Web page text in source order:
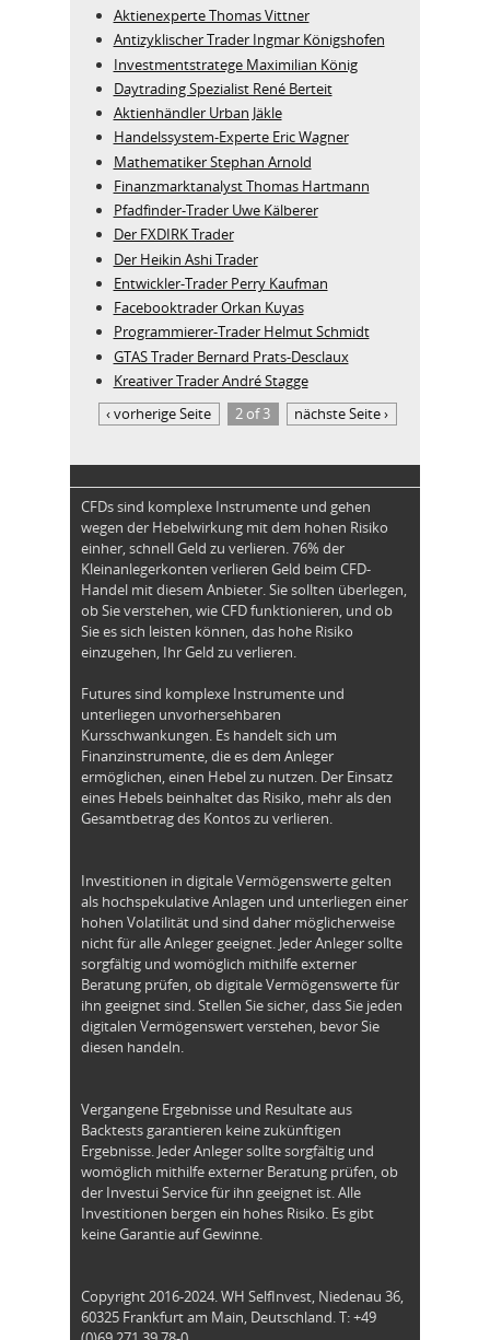
Aktienexperte Thomas Vittner
Antizyklischer Trader Ingmar Königshofen
Investmentstratege Maximilian König
Daytrading Spezialist René Berteit
Aktienhändler Urban Jäkle
Handelssystem-Experte Eric Wagner
Mathematiker Stephan Arnold
Finanzmarktanalyst Thomas Hartmann
Pfadfinder-Trader Uwe Kälberer
Der FXDIRK Trader
Der Heikin Ashi Trader
Entwickler-Trader Perry Kaufman
Facebooktrader Orkan Kuyas
Programmierer-Trader Helmut Schmidt
GTAS Trader Bernard Prats-Desclaux
Kreativer Trader André Stagge
‹ vorherige Seite
2 of 3 nächste Seite ›
CFDs sind komplexe Instrumente und gehen
wegen der Hebelwirkung mit dem hohen Risiko
einher, schnell Geld zu verlieren. 76% der
Kleinanlegerkonten verlieren Geld beim CFD-
Handel mit diesem Anbieter. Sie sollten überlegen,
ob Sie verstehen, wie CFD funktionieren, und ob
Sie es sich leisten können, das hohe Risiko
einzugehen, Ihr Geld zu verlieren.
Futures sind komplexe Instrumente und
unterliegen unvorhersehbaren
Kursschwankungen. Es handelt sich um
Finanzinstrumente, die es dem Anleger
ermöglichen, einen Hebel zu nutzen. Der Einsatz
eines Hebels beinhaltet das Risiko, mehr als den
Gesamtbetrag des Kontos zu verlieren.
Investitionen in digitale Vermögenswerte gelten
als hochspekulative Anlagen und unterliegen einer
hohen Volatilität und sind daher möglicherweise
nicht für alle Anleger geeignet. Jeder Anleger sollte
sorgfältig und womöglich mithilfe externer
Beratung prüfen, ob digitale Vermögenswerte für
ihn geeignet sind. Stellen Sie sicher, dass Sie jeden
digitalen Vermögenswert verstehen, bevor Sie
diesen handeln.
Vergangene Ergebnisse und Resultate aus
Backtests garantieren keine zukünftigen
Ergebnisse. Jeder Anleger sollte sorgfältig und
womöglich mithilfe externer Beratung prüfen, ob
der Investui Service für ihn geeignet ist. Alle
Investitionen bergen ein hohes Risiko. Es gibt
keine Garantie auf Gewinne.
Copyright 2016-2024. WH SelfInvest, Niedenau 36,
60325 Frankfurt am Main, Deutschland. T: +49